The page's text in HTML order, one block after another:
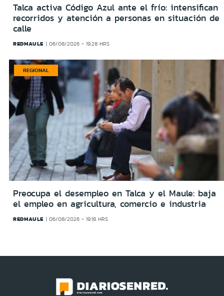
Talca activa Código Azul ante el frío: intensifican
recorridos y atención a personas en situación de
calle
REDMAULE 06/08/2026 - 19:28 HRS
REGIONAL
Preocupa el desempleo en Talca y el Maule: baja
el empleo en agricultura, comercio e industria
REDMAULE 06/08/2026 - 19:18 HRS